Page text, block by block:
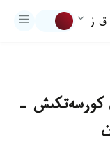
ق ز
كورسەتكىش -